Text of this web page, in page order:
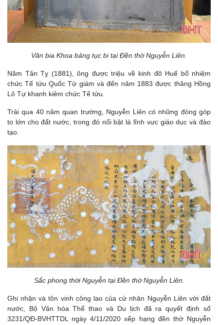
Văn bia Khoa bảng tục bi tại Đền thờ Nguyễn Liên.
Năm Tân Tỵ (1881), ông được triệu về kinh đô Huế bổ nhiệm
chức Tế tửu Quốc Tử giám và đến năm 1883 được thăng Hồng
Lô Tự khanh kiêm chức Tế tửu.
Trải qua 40 năm quan trường, Nguyễn Liên có những đóng góp
to lớn cho đất nước, trong đó nổi bật là lĩnh vực giáo dục và đào
tạo.
Sắc phong thời Nguyễn tại Đền thờ Nguyễn Liên.
Ghi nhận và tôn vinh công lao của cử nhân Nguyễn Liên với đất
nước, Bộ Văn hóa Thể thao và Du lịch đã ra quyết định số
3231/QĐ-BVHTTDL ngày 4/11/2020 xếp hạng đền thờ Nguyễn